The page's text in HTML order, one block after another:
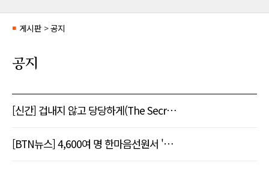
■ 게시판 >공지
공지
[신간] 겁내지 않고 당당하게(The Secr…
[BTN뉴스] 4,600여 명 한마음선원서 '…